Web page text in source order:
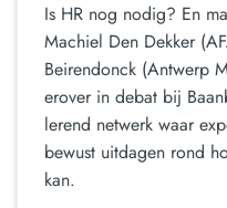
Is HR nog nodig? En
Machiel Den Dekker
Beirendonck (Antwerp
erover in debat bij
lerend netwerk waar
bewust uitdagen rond
kan.